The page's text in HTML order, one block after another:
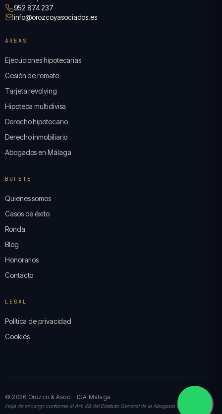
952 874 237
info@orozcoyasociados.es
ÁREAS
Ejecuciones hipotecarias
Cesión de remate
Tarjeta revolving
Hipoteca multidivisa
Derecho hipotecario
Derecho inmobiliario
Abogados en Málaga
BUFETE
Quienes somos
Casos de éxito
Ronda
Blog
Honorarios
Contacto
LEGAL
Política de privacidad
Cookies
© 2026 Orozco & Asoc. · ICA Málaga
Hoja de encargo conforme al Art. 48 del Estatuto General de la Abogacía Española